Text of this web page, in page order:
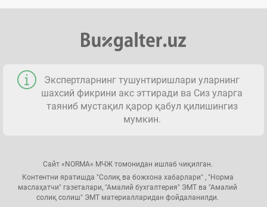
Экспертларнинг тушунтиришлари уларнинг
шахсий фикрини акс эттиради ва Сиз уларга
таяниб мустақил қарор қабул қилишингиз
мумкин.
Сайт «NORMA» МЧЖ томонидан ишлаб чиқилган.
Контентни яратишда "Солиқ ва божхона хабарлари" , "Норма
маслаҳатчи" газеталари, "Амалий бухгалтерия" ЭМТ ва "Амалий
солиқ солиш" ЭМТ материалларидан фойдаланилди.